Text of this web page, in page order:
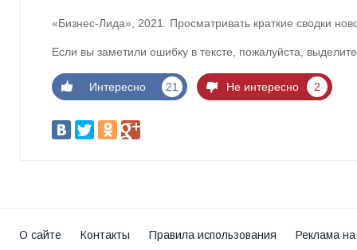
«Бизнес-Лида», 2021. Просматривать краткие сводки
Если вы заметили ошибку в тексте, пожалуйста,
Интересно 21 Не интересно 2
О сайте Контакты Правила использования Реклама